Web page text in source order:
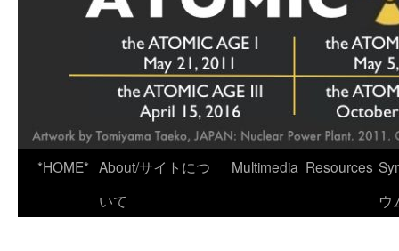
*HOME* About/サイトにつ
いて
Multimedia Resources
ウ